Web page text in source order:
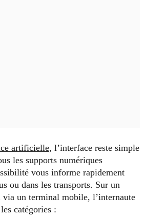
artificielle, l’interface reste simple
les supports numériques
vous informe rapidement
ou dans les transports. Sur un
via un terminal mobile, l’internaute
catégories :